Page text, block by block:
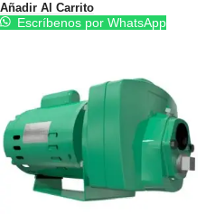
Añadir Al Carrito
Escríbenos por WhatsApp